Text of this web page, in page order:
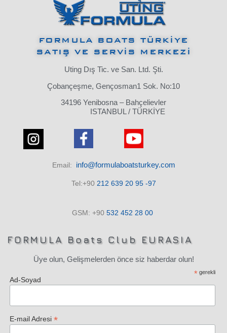
FORMULA BOATS TÜRKİYE
SATIŞ VE SERVİS MERKEZİ
Uting Dış Tic. ve San. Ltd. Şti.
Çobançeşme, Gençosman1 Sok. No:10
34196 Yenibosna – Bahçelievler
ISTANBUL / TÜRKİYE
Email: info@formulaboatsturkey.com
Tel:+90 212 639 20 95 -97
GSM: +90 532 452 28 00
FORMULA Boats Club EURASIA
Üye olun, Gelişmelerden önce siz haberdar olun!
* gerekli
Ad-Soyad
E-mail Adresi*